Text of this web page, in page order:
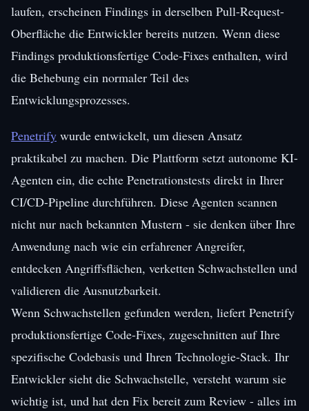
laufen, erscheinen Findings in derselben Pull-Request-
Oberfläche die Entwickler bereits nutzen. Wenn diese
Findings produktionsfertige Code-Fixes enthalten, wird
die Behebung ein normaler Teil des
Entwicklungsprozesses.
Penetrify wurde entwickelt, um diesen Ansatz
praktikabel zu machen. Die Plattform setzt autonome KI-
Agenten ein, die echte Penetrationstests direkt in Ihrer
CI/CD-Pipeline durchführen. Diese Agenten scannen
nicht nur nach bekannten Mustern - sie denken über Ihre
Anwendung nach wie ein erfahrener Angreifer,
entdecken Angriffsflächen, verketten Schwachstellen und
validieren die Ausnutzbarkeit.
Wenn Schwachstellen gefunden werden, liefert Penetrify
produktionsfertige Code-Fixes, zugeschnitten auf Ihre
spezifische Codebasis und Ihren Technologie-Stack. Ihr
Entwickler sieht die Schwachstelle, versteht warum sie
wichtig ist, und hat den Fix bereit zum Review - alles im